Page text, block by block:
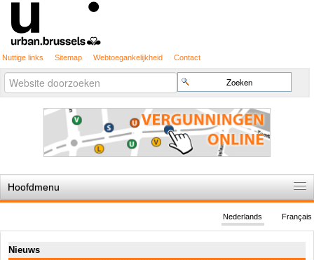
Nuttige links Sitemap Webtoegankelijkheid Contact
Zoek
Geavanceerd
zoeken...
Hoofdmenu
De spelregels
Stedenbouwkundige vergunning
Français
Nederlands
Nieuws